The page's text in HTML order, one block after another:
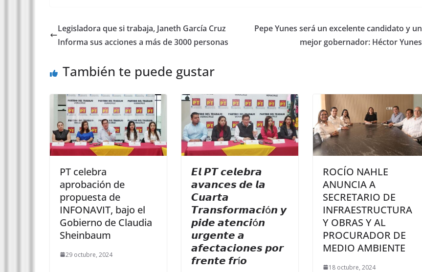
Legisladora que si trabaja, Janeth García Cruz
Informa sus acciones a más de 3000 personas
Pepe Yunes será un excelente candidato y un
mejor gobernador: Héctor Yunes
También te puede gustar
PT celebra
aprobación de
propuesta de
INFONAVIT, bajo el
Gobierno de Claudia
Sheinbaum
29 octubre, 2024
𝙀𝙡 𝙋𝙏 𝙘𝙚𝙡𝙚𝙗𝙧𝙖
𝙖𝙫𝙖𝙣𝙘𝙚𝙨 𝙙𝙚 𝙡𝙖
𝘾𝙪𝙖𝙧𝙩𝙖
𝙏𝙧𝙖𝙣𝙨𝙛𝙤𝙧𝙢𝙖𝙘𝙞ó𝙣 𝙮
𝙥𝙞𝙙𝙚 𝙖𝙩𝙚𝙣𝙘𝙞ó𝙣
𝙪𝙧𝙜𝙚𝙣𝙩𝙚 𝙖
𝙖𝙛𝙚𝙘𝙩𝙖𝙘𝙞𝙤𝙣𝙚𝙨 𝙥𝙤𝙧
𝙛𝙧𝙚𝙣𝙩𝙚 𝙛𝙧í𝙤
ROCÍO NAHLE
ANUNCIA A
SECRETARIO DE
INFRAESTRUCTURA
Y OBRAS Y AL
PROCURADOR DE
MEDIO AMBIENTE
18 octubre, 2024